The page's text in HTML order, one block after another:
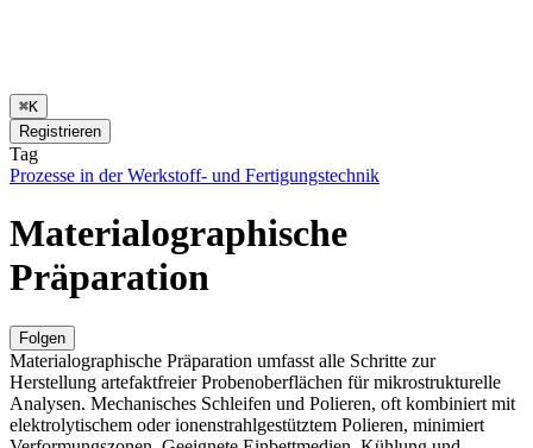
⌘K
Registrieren
Tag
Prozesse in der Werkstoff- und Fertigungstechnik
Materialographische
Präparation
Folgen
Materialographische Präparation umfasst alle Schritte zur
Herstellung artefaktfreier Probenoberflächen für mikrostrukturelle
Analysen. Mechanisches Schleifen und Polieren, oft kombiniert mit
elektrolytischem oder ionenstrahlgestütztem Polieren, minimiert